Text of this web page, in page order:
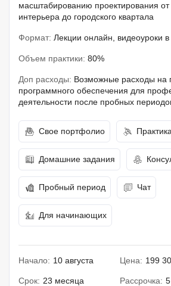
масштабированию проектирования от
интерьера до городского квартала
Формат: Лекции онлайн, видеоуроки в
Объем практики: 80%
Доп расходы: Возможные расходы на
программного обеспечения для
деятельности после пробных
Свое портфолио Практика
Домашние задания
Пробный период Чат
Для начинающих
Начало: 10 августа Цена: 199
Срок: 23 месяца Рассрочка: